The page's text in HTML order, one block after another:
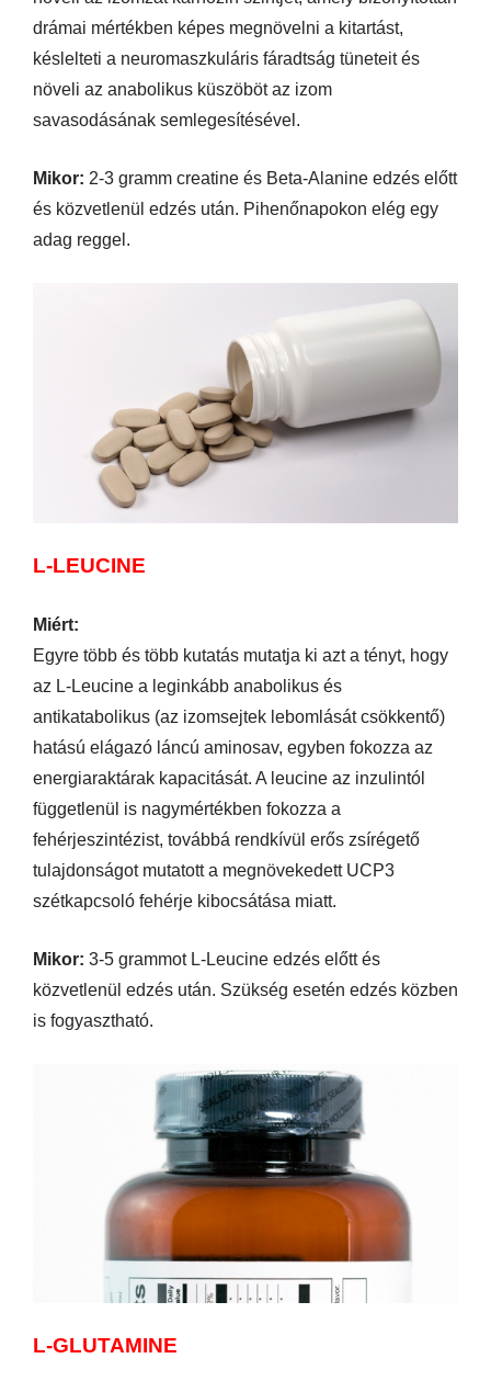
drámai mértékben képes megnövelni a kitartást,
késlelteti a neuromaszkuláris fáradtság tüneteit és
növeli az anabolikus küszöböt az izom
savasodásának semlegesítésével.
Mikor: 2-3 gramm creatine és Beta-Alanine edzés előtt
és közvetlenül edzés után. Pihenőnapokon elég egy
adag reggel.
L-LEUCINE
Miért:
Egyre több és több kutatás mutatja ki azt a tényt, hogy
az L-Leucine a leginkább anabolikus és
antikatabolikus (az izomsejtek lebomlását csökkentő)
hatású elágazó láncú aminosav, egyben fokozza az
energiaraktárak kapacitását. A leucine az inzulintól
függetlenül is nagymértékben fokozza a
fehérjeszintézist, továbbá rendkívül erős zsírégető
tulajdonságot mutatott a megnövekedett UCP3
szétkapcsoló fehérje kibocsátása miatt.
Mikor: 3-5 grammot L-Leucine edzés előtt és
közvetlenül edzés után. Szükség esetén edzés közben
is fogyasztható.
L-GLUTAMINE